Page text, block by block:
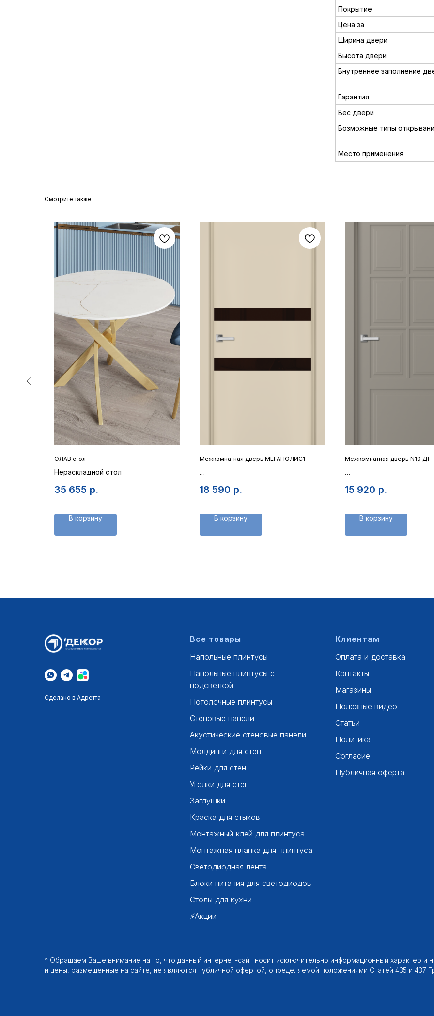
Покрытие
Цена за
Ширина двери
Высота двери
Внутреннее заполнение
Гарантия
Вес двери
Возможные типы
Место применения
Смотрите также
ОЛАВ стол
Нераскладной стол
35 655 р.
В корзину
Межкомнатная дверь МЕГАПОЛИС1
18 590 р.
В корзину
Межкомнатная дверь N10 ДГ
15 920 р.
В корзину
Сделано в Адретта
Все товары
Напольные плинтусы
Напольные плинтусы с
подсветкой
Потолочные плинтусы
Стеновые панели
Акустические стеновые панели
Молдинги для стен
Рейки для стен
Уголки для стен
Заглушки
Краска для стыков
Монтажный клей для плинтуса
Монтажная планка для плинтуса
Светодиодная лента
Блоки питания для светодиодов
Столы для кухни
⚡Акции
Клиентам
Оплата и доставка
Контакты
Магазины
Полезные видео
Статьи
Политика
Согласие
Публичная оферта
* Обращаем Ваше внимание на то, что данный интернет-сайт носит исключительно информационный характер и
и цены, размещенные на сайте, не являются публичной офертой, определяемой положениями Статей 435 и 437